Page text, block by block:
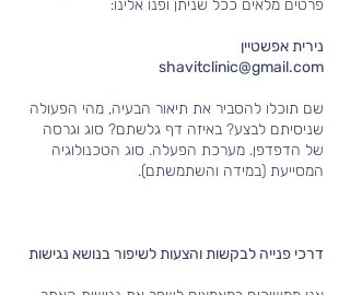
פרטים מלאים ככל שניתן ופנו אלינו:
נירית אפשטיין
shavitclinic@gmail.com
שם תוכלו להסביר את תיאור הבעיה, מהי הפעולה
שניסיתם לבצע? באיזה דף גלשתם? סוג וגרסה
של הדפדפן. מערכת הפעלה. סוג הטכנולוגיה
המסייעת (במידה והשתמשתם).
דרכי פנייה לבקשות והצעות לשיפור בנושא נגישות